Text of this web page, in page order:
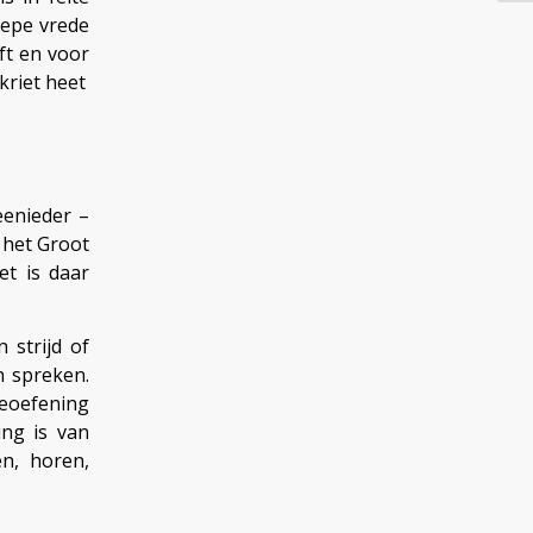
vrede
en voor
heet
–
Groot
is daar
strijd of
spreken.
is van
horen,